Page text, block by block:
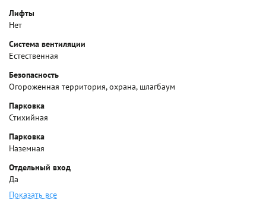
Лифты
Нет
Система вентиляции
Естественная
Безопасность
Огороженная территория, охрана, шлагбаум
Парковка
Стихийная
Парковка
Наземная
Отдельный вход
Да
Показать все